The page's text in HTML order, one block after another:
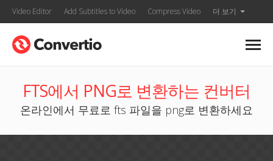
Video Editor Add Subtitles to Video Compress Video 더 보기
FTS에서 PNG로 변환하는 컨버터
온라인에서 무료로 fts 파일을 png로 변환하세요